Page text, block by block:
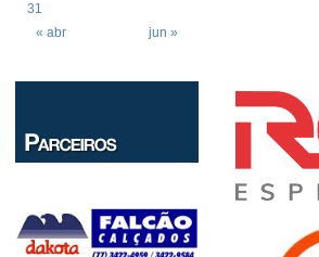
« abr jun »
31